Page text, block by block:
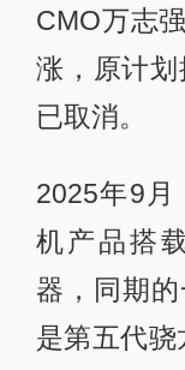
CMO万志
涨，原计
已取消。
2025年9
机产品搭
器，同期
是第五代骁